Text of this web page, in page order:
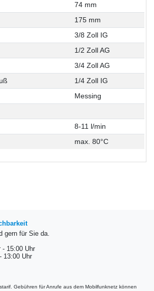
74 mm
175 mm
3/8 Zoll IG
1/2 Zoll AG
3/4 Zoll AG
1/4 Zoll IG
Messing
8-11 l/min
max. 80°C
gern für Sie da.
- 15:00 Uhr
13:00 Uhr
Gebühren für Anrufe aus dem Mobilfunknetz können